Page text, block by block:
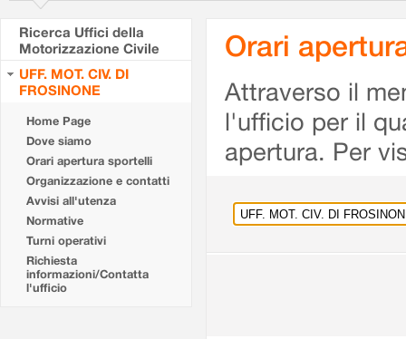
Ricerca Uffici della
Motorizzazione Civile
UFF. MOT. CIV. DI
FROSINONE
Home Page
Dove siamo
Orari apertura sportelli
Organizzazione e contatti
Avvisi all'utenza
Normative
Turni operativi
Richiesta
informazioni/Contatta
l'ufficio
Orari
Attraverso il
l'ufficio per il
apertura. Per